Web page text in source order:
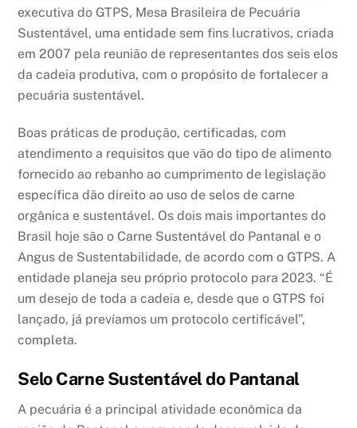
executiva do GTPS, Mesa Brasileira de Pecuária
Sustentável, uma entidade sem fins lucrativos, criada
em 2007 pela reunião de representantes dos seis elos
da cadeia produtiva, com o propósito de fortalecer a
pecuária sustentável.
Boas práticas de produção, certificadas, com
atendimento a requisitos que vão do tipo de alimento
fornecido ao rebanho ao cumprimento de legislação
específica dão direito ao uso de selos de carne
orgânica e sustentável. Os dois mais importantes do
Brasil hoje são o Carne Sustentável do Pantanal e o
Angus de Sustentabilidade, de acordo com o GTPS. A
entidade planeja seu próprio protocolo para 2023. “É
um desejo de toda a cadeia e, desde que o GTPS foi
lançado, já prevíamos um protocolo certificável”,
completa.
Selo Carne Sustentável do Pantanal
A pecuária é a principal atividade econômica da